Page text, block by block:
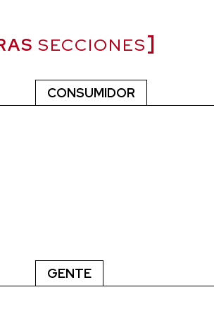
SECCIONES
CONSUMIDOR
GENTE